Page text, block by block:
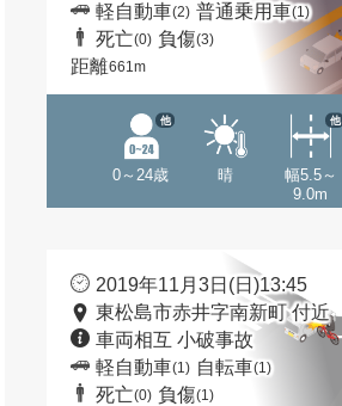
軽自動車(2) 普通乗用車(1)
死亡(0) 負傷(3)
距離661m
0～24歳
他
晴
幅5.5～
9.0m
他
2019年11月3日(日)13:45
東松島市赤井字南新町 付近
車両相互 小破事故
軽自動車(1) 自転車(1)
死亡(0) 負傷(1)